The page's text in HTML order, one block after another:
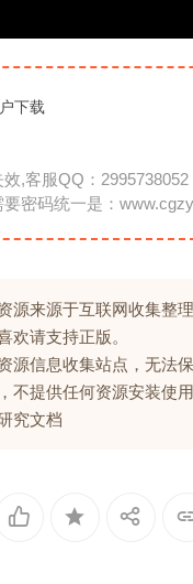
下载
,客服QQ：
密码统一是：
源来源于互联网收集整
欢请支持正版。
源信息收集站点，无法
不提供任何资源安装使
究文档